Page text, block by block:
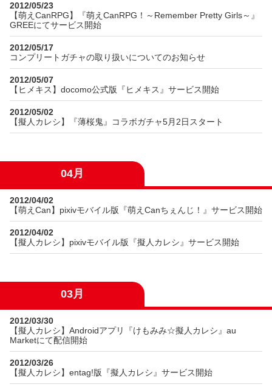
2012/05/23
【萌えCanRPG】『萌えCanRPG！～Remember Pretty Girls～』
GREEにてサービス開始
2012/05/17
コンプリートガチャの取り扱いについてのお知らせ
2012/05/07
【ヒメキス】docomo公式版『ヒメキス』サービス開始
2012/05/02
【擬人カレシ】『薄桜鬼』コラボガチャ5月2日スタート
04月
2012/04/02
【萌えCan】pixivモバイル版『萌えCanちぇんじ！』サービス開始
2012/04/02
【擬人カレシ】pixivモバイル版『擬人カレシ』サービス開始
03月
2012/03/30
【擬人カレシ】Androidアプリ『けもみみ☆擬人カレシ』au
Marketにて配信開始
2012/03/26
【擬人カレシ】entag!版『擬人カレシ』サービス開始